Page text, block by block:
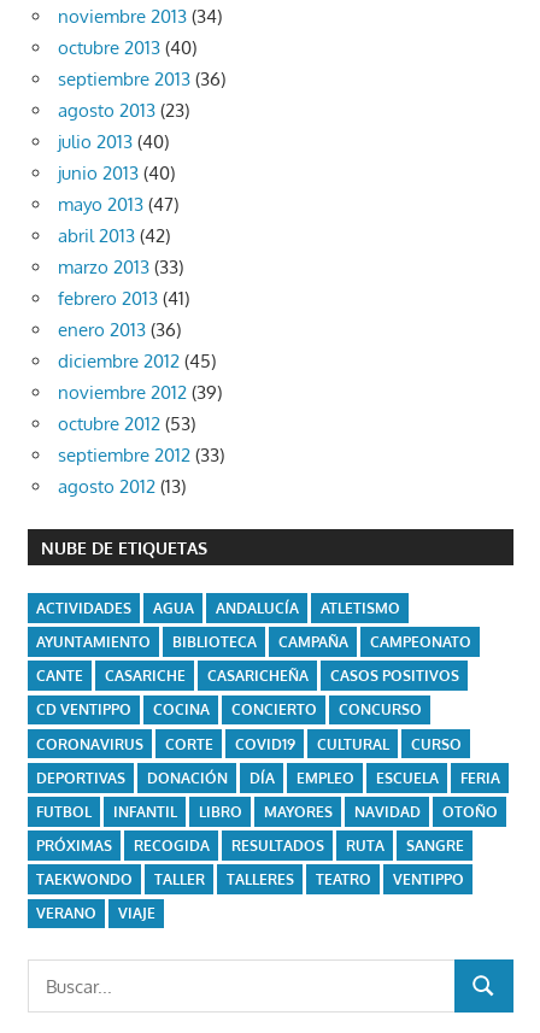
noviembre 2013 (34)
octubre 2013 (40)
septiembre 2013 (36)
agosto 2013 (23)
julio 2013 (40)
junio 2013 (40)
mayo 2013 (47)
abril 2013 (42)
marzo 2013 (33)
febrero 2013 (41)
enero 2013 (36)
diciembre 2012 (45)
noviembre 2012 (39)
octubre 2012 (53)
septiembre 2012 (33)
agosto 2012 (13)
NUBE DE ETIQUETAS
ACTIVIDADES AGUA ANDALUCÍA
ATLETISMO
AYUNTAMIENTO
BIBLIOTECA CAMPAÑA
CAMPEONATO
CANTE
CASARICHE CASARICHEÑA
CASOS POSITIVOS
CD VENTIPPO
COCINA CONCIERTO
CONCURSO
CORONAVIRUS
CORTE COVID19 CULTURAL
CURSO
DEPORTIVAS
DONACIÓN DÍA EMPLEO ESCUELA
FERIA
FUTBOL
INFANTIL LIBRO MAYORES NAVIDAD
OTOÑO
PRÓXIMAS
RECOGIDA RESULTADOS RUTA
SANGRE
TAEKWONDO
TALLER TALLERES TEATRO
VENTIPPO
VERANO
VIAJE
BUSCAR